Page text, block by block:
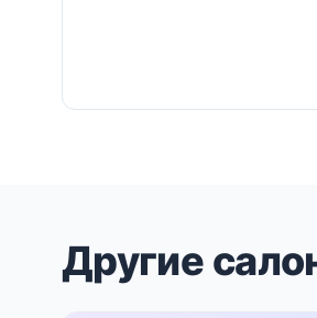
Другие